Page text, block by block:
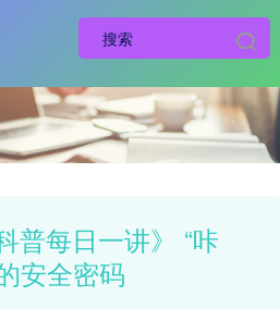
普每日一讲》 “咔
安全密码